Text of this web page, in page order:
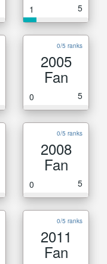
1 5
0/5 ranks
2005
Fan
0 5
0/5 ranks
2008
Fan
0 5
0/5 ranks
2011
Fan